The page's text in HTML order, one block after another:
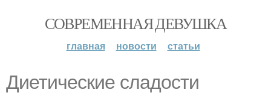
СОВРЕМЕННАЯ ДЕВУШКА
главная новости статьи
Диетические сладости